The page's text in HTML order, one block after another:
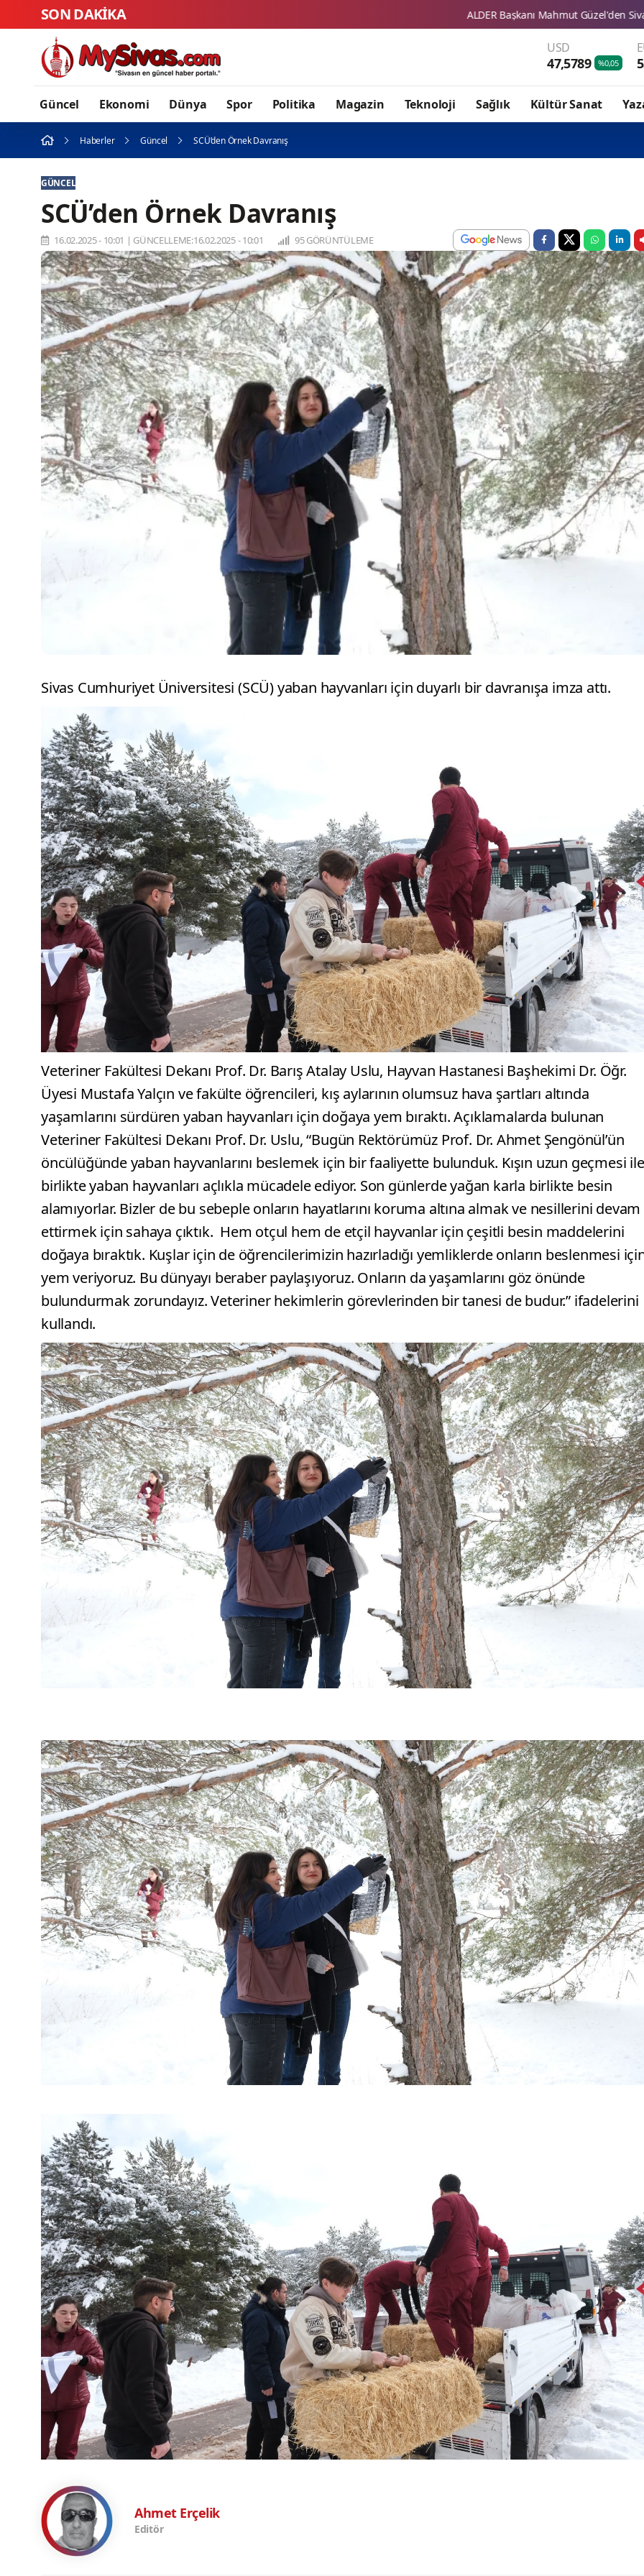
SON DAKİKA ALDER Başkanı Mahmut Güzel'den Sivas Ticaret Borsası'na Ziyaret
USD
47,5789 %0,05
Güncel Ekonomi Dünya Spor Politika Magazin Teknoloji Sağlık Kültür Sanat
Haberler Güncel SCÜ’den Örnek Davranış
GÜNCEL
SCÜ’den Örnek Davranış
16.02.2025 - 10:01 | GÜNCELLEME:16.02.2025 - 10:01 95 GÖRÜNTÜLEME
Sivas Cumhuriyet Üniversitesi (SCÜ) yaban hayvanları için duyarlı bir davranışa imza attı.
Veteriner Fakültesi Dekanı Prof. Dr. Barış Atalay Uslu, Hayvan Hastanesi Başhekimi Dr. Öğr.
Üyesi Mustafa Yalçın ve fakülte öğrencileri, kış aylarının olumsuz hava şartları altında
yaşamlarını sürdüren yaban hayvanları için doğaya yem bıraktı. Açıklamalarda bulunan
Veteriner Fakültesi Dekanı Prof. Dr. Uslu, “Bugün Rektörümüz Prof. Dr. Ahmet Şengönül’ün
öncülüğünde yaban hayvanlarını beslemek için bir faaliyette bulunduk. Kışın uzun geçmesi ile
birlikte yaban hayvanları açlıkla mücadele ediyor. Son günlerde yağan karla birlikte besin
alamıyorlar. Bizler de bu sebeple onların hayatlarını koruma altına almak ve nesillerini devam
ettirmek için sahaya çıktık. Hem otçul hem de etçil hayvanlar için çeşitli besin maddelerini
doğaya bıraktık. Kuşlar için de öğrencilerimizin hazırladığı yemliklerde onların beslenmesi
yem veriyoruz. Bu dünyayı beraber paylaşıyoruz. Onların da yaşamlarını göz önünde
bulundurmak zorundayız. Veteriner hekimlerin görevlerinden bir tanesi de budur.” ifadelerini
kullandı.
Ahmet Erçelik
Editör